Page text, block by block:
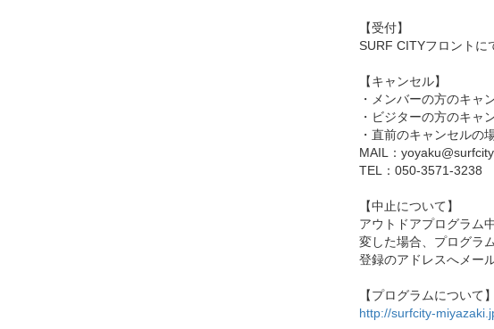
【受付】
SURF CITYフロントに
【キャンセル】
・メンバーの方のキャ
・ビジターの方のキャ
・直前のキャンセルの
MAIL：
TEL：050-3571-3238
【中止について】
アウトドアプログラム
変した場合、プログラ
登録のアドレスへメー
【プログラムについて】
http://surfcity-